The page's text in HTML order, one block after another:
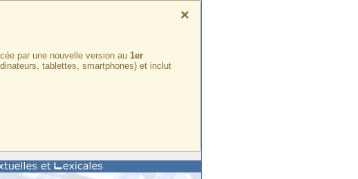
×
par une nouvelle version au 1er
tablettes, smartphones) et inclut